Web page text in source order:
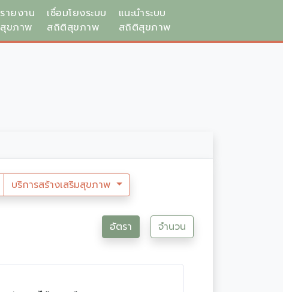
รายงาน
สุขภาพ
เชื่อมโยงระบบ
สถิติสุขภาพ
แนะนำระบบ
สถิติสุขภาพ
บริการสร้างเสริมสุขภาพ
อัตรา จำนวน